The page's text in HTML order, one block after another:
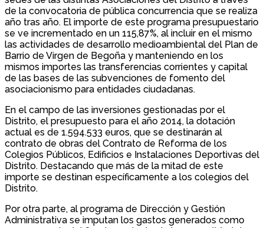
de la convocatoria de pública concurrencia que se realiza
año tras año. El importe de este programa presupuestario
se ve incrementado en un 115,87%, al incluir en el mismo
las actividades de desarrollo medioambiental del Plan de
Barrio de Virgen de Begoña y manteniendo en los
mismos importes las transferencias corrientes y capital
de las bases de las subvenciones de fomento del
asociacionismo para entidades ciudadanas.
En el campo de las inversiones gestionadas por el
Distrito, el presupuesto para el año 2014, la dotación
actual es de 1.594.533 euros, que se destinarán al
contrato de obras del Contrato de Reforma de los
Colegios Públicos, Edificios e Instalaciones Deportivas del
Distrito. Destacando que más de la mitad de este
importe se destinan específicamente a los colegios del
Distrito.
Por otra parte, al programa de Dirección y Gestión
Administrativa se imputan los gastos generados como